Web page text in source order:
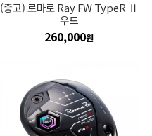
(중고) 로마로 Ray FW TypeR Ⅱ
우드
260,000원